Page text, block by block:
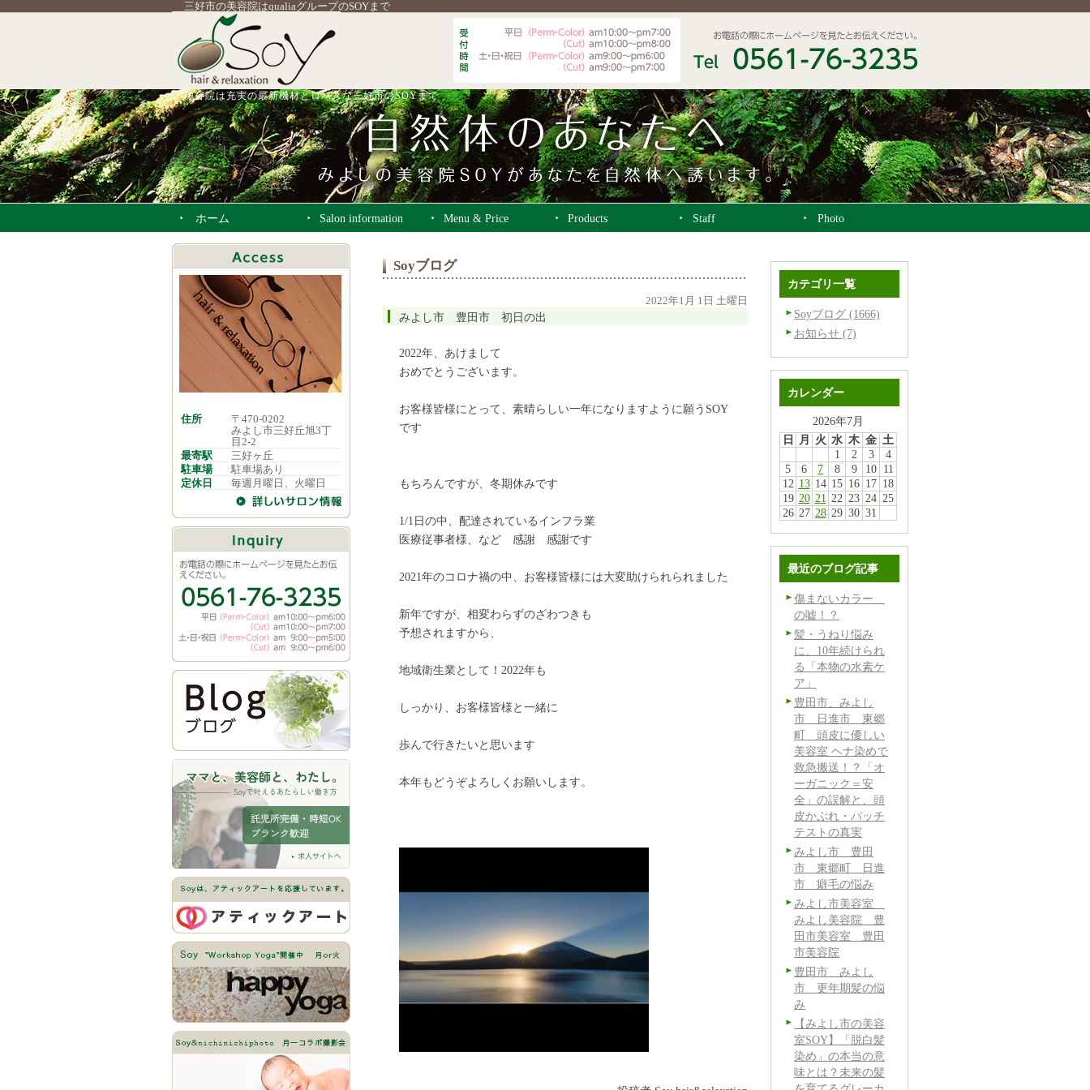
三好市の美容院はqualiaグループのSOYまで
美容院は充実の最新機材とロハスな三好市のSOYまで
ホーム Salon information Menu & Price Products Staff Photo
Soyブログ
2022年1月 1日 土曜日
みよし市 豊田市 初日の出
2022年、あけまして
おめでとうございます。
お客様皆様にとって、素晴らしい一年になりますように願うSOY
です
もちろんですが、冬期休みです
1/1日の中、配達されているインフラ業
医療従事者様、など 感謝 感謝です
2021年のコロナ禍の中、お客様皆様には大変助けられられました
新年ですが、相変わらずのざわつきも
予想されますから、
地域衛生業として！2022年も
しっかり、お客様皆様と一緒に
歩んで行きたいと思います
本年もどうぞよろしくお願いします。
カテゴリ一覧
Soyブログ (1666)
お知らせ (7)
カレンダー
2026年7月
日
月 火 水 木 金 土
1
2 3
4
5
6 7 8 9 10 11
12 13 14 15 16 17 18
19 20 21 22 23 24 25
26 27 28 29 30 31
最近のブログ記事
傷まないカラー
の嘘！？
髪・うねり悩み
に、10年続けられ
る「本物の水素ケ
ア」
豊田市、みよし
市 日進市 東郷
町 頭皮に優しい
美容室 ヘナ染めで
救急搬送！？「オ
ーガニック＝安
全」の誤解と、頭
皮かぶれ・パッチ
テストの真実
みよし市 豊田
市 東郷町 日進
市 癖毛の悩み
みよし市美容室
みよし美容院 豊
田市美容室 豊田
市美容院
豊田市 みよし
市 更年期髪の悩
み
【みよし市の美容
室SOY】「脱白髪
染め」の本当の意
味とは？未来の髪
住所
〒470-0202
みよし市三好丘旭3丁
目2-2
最寄駅
三好ヶ丘
駐車場
駐車場あり
定休日
毎週月曜日、火曜日